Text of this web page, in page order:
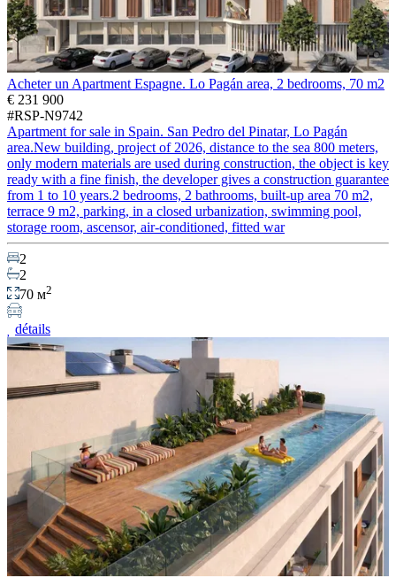
Acheter un Apartment Espagne. Lo Pagán area, 2 bedrooms, 70 m2
€ 231 900
#RSP-N9742
Apartment for sale in Spain. San Pedro del Pinatar, Lo Pagán
area.New building, project of 2026, distance to the sea 800 meters,
only modern materials are used during construction, the object is key
ready with a fine finish, the developer gives a construction guarantee
from 1 to 10 years.2 bedrooms, 2 bathrooms, built-up area 70 m2,
terrace 9 m2, parking, in a closed urbanization, swimming pool,
storage room, ascensor, air-conditioned, fitted war
2
2
70 м2
détails